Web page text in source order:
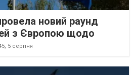
новий раунд
з Європою щодо
5 серпня